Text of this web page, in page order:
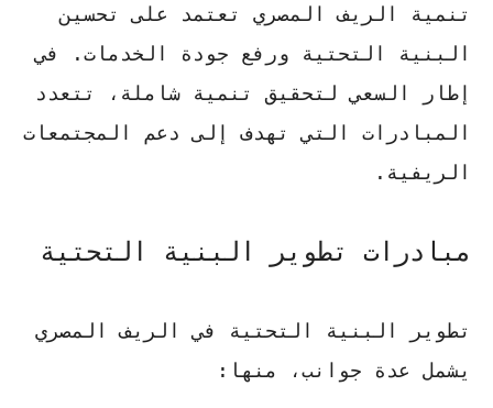
تنمية الريف المصري تعتمد على تحسين
البنية التحتية ورفع جودة الخدمات. في
إطار السعي لتحقيق تنمية شاملة، تتعدد
المبادرات التي تهدف إلى دعم المجتمعات
الريفية.
مبادرات تطوير البنية التحتية
تطوير البنية التحتية في الريف المصري
يشمل عدة جوانب، منها: